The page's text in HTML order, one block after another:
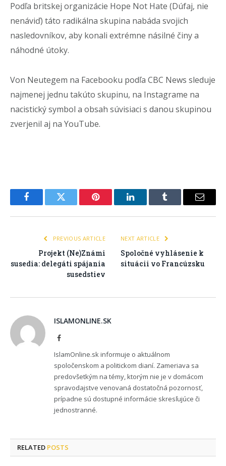
Podľa britskej organizácie Hope Not Hate (Dúfaj, nie
nenáviď) táto radikálna skupina nabáda svojich
nasledovníkov, aby konali extrémne násilné činy a
náhodné útoky.
Von Neutegem na Facebooku podľa CBC News sleduje
najmenej jednu takúto skupinu, na Instagrame na
nacistický symbol a obsah súvisiaci s danou skupinou
zverjenil aj na YouTube.
FacebookTwitter Pinterest LinkedInTumblr Email
PREVIOUS ARTICLE
Projekt (Ne)Známi
susedia: delegáti spájania
susedstiev
NEXT ARTICLE
Spoločné vyhlásenie k
situácii vo Francúzsku
ISLAMONLINE.SK
Facebook
IslamOnline.sk informuje o aktuálnom
spoločenskom a politickom dianí. Zameriava sa
predovšetkým na témy, ktorým nie je v domácom
spravodajstve venovaná dostatočná pozornosť,
prípadne sú dostupné informácie skresľujúce či
jednostranné.
RELATED POSTS